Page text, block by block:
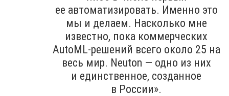
ее автоматизировать. Именно это
мы и делаем. Насколько мне
известно, пока коммерческих
AutoML-решений всего около 25 на
весь мир. Neuton — одно из них
и единственное, созданное
в России».